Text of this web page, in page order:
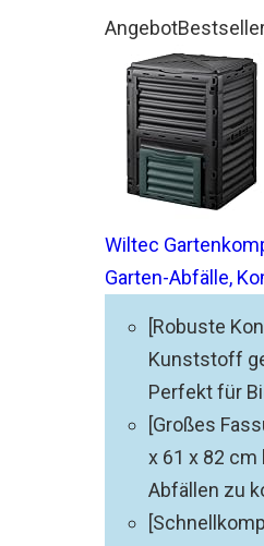
Angebot
Wiltec
Garten-Abfälle,
[Robuste
Kunststoff
Perfekt für
[Großes
x 61 x 82
Abfällen zu